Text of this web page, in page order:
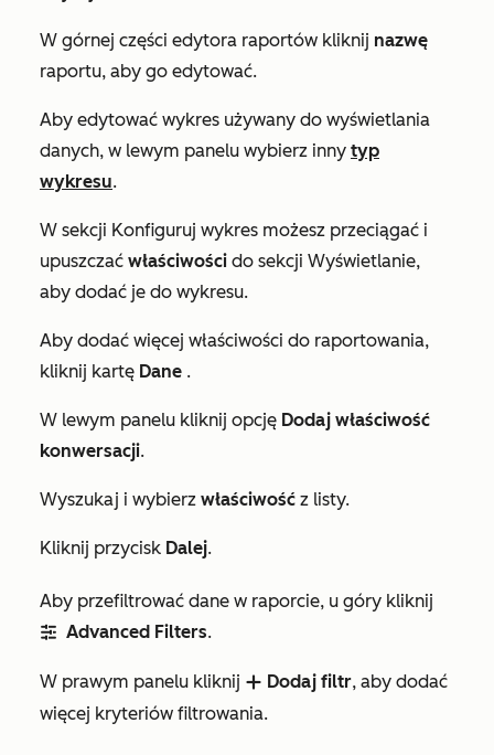
W górnej części edytora raportów kliknij nazwę
raportu, aby go edytować.
Aby edytować wykres używany do wyświetlania
danych, w lewym panelu wybierz inny typ
wykresu.
W sekcji Konfiguruj wykres możesz przeciągać i
upuszczać właściwości do sekcji Wyświetlanie,
aby dodać je do wykresu.
Aby dodać więcej właściwości do raportowania,
kliknij kartę Dane .
W lewym panelu kliknij opcję Dodaj właściwość
konwersacji.
Wyszukaj i wybierz właściwość z listy.
Kliknij przycisk Dalej.
Aby przefiltrować dane w raporcie, u góry kliknij
advancedfilter Advanced Filters.
W prawym panelu kliknij add Dodaj filtr, aby dodać
więcej kryteriów filtrowania.